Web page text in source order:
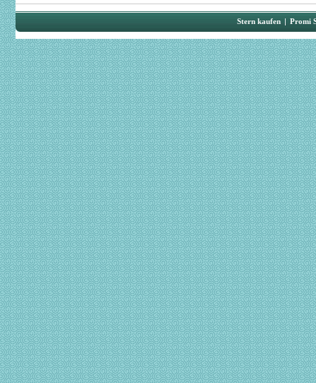
Stern kaufen | Promi